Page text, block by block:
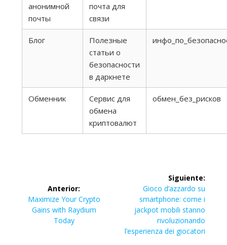
анонимной
почты
почта для
связи
Блог
Полезные
статьи о
безопасности
в даркнете
Обменник
Сервис для
обмена
криптовалют
обмен_без_рисков
entradas
Anterior:
Entrada
anterior:
Maximize Your Crypto
Gains with Raydium
Today
Siguiente:
Siguiente
entrada:
Gioco d’azzardo su
smartphone: come i
jackpot mobili stanno
rivoluzionando
l’esperienza dei giocatori